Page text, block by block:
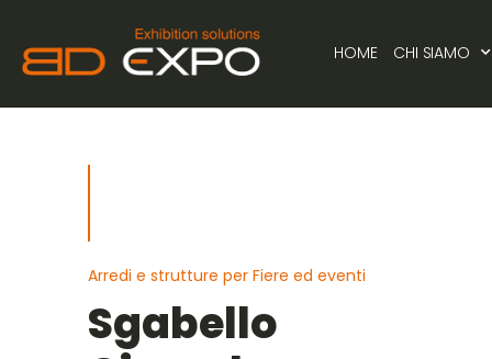
HOME CHI SIAMO
Arredi e strutture per Fiere ed eventi
Sgabello